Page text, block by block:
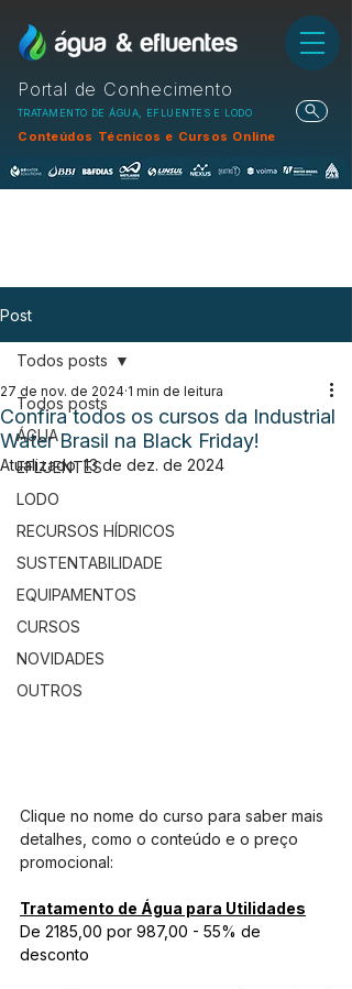
Portal de Conhecimento
TRATAMENTO DE ÁGUA, EFLUENTES E LODO
Conteúdos Técnicos e Cursos Online
Post
Todos posts
ÁGUA
EFLUENTES
LODO
RECURSOS HÍDRICOS
SUSTENTABILIDADE
EQUIPAMENTOS
CURSOS
NOVIDADES
OUTROS
Todos posts
Confira todos os cursos da Industrial
Water Brasil na Black Friday!
27 de nov. de 2024 1 min de leitura
Atualizado:13 de dez. de 2024
Clique no nome do curso para saber mais
detalhes, como o conteúdo e o preço
promocional:
Tratamento de Água para Utilidades
De 2185,00 por 987,00 - 55% de
desconto